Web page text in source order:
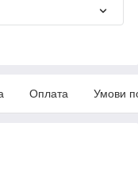
Оплата Умови